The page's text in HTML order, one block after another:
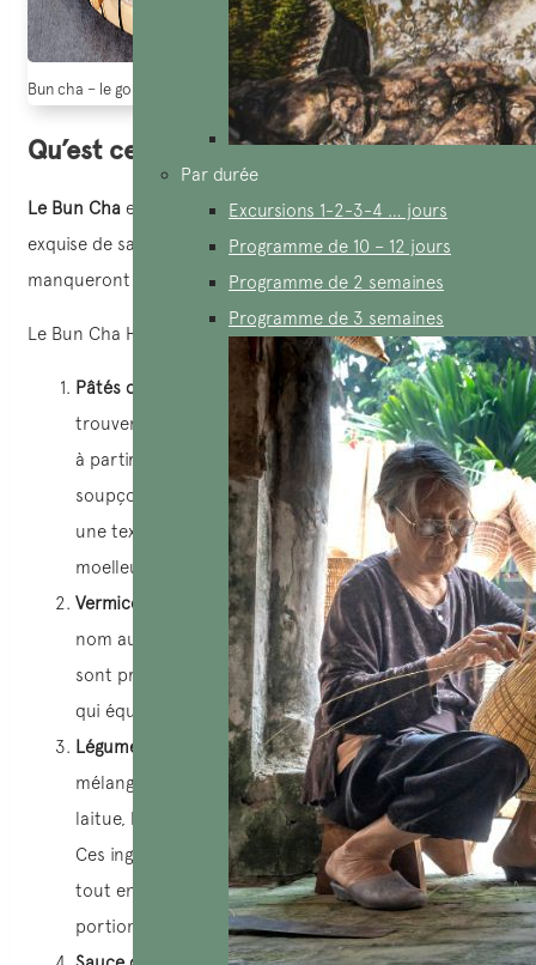
Par durée
Excursions 1-2-3-4 … jours
Programme de 10 – 12 jours
Programme de 2 semaines
Programme de 3 semaines
Bun cha – le goût spécial de Hanoï
Qu’est ce que le Bun Cha?
Le Bun Cha est un plat modeste qui offre une fusion
exquise de saveurs salées, sucrées et fraîches qui ne
manqueront pas de marquer le palais.
Le Bun Cha Hanoi se compose principalement de :
Pâtés de porc grillés (Cha) : Au centre du Bun Cha se
trouvent ces délicieux pâtés de porc. Confectionnés
à partir de porc haché, d’ail, d’échalotes et d’un
soupçon de citronnelle, ils sont grillés pour obtenir
une texture croustillante et fumée, tout en restant
moelleux à l’intérieur.
Vermicelles (Bun) :
Les vermicelles, qui donnent leur
nom au plat, forment sa base. Ces fines pâtes de riz
sont préparées avec soin, offrant une texture légère
qui équilibre la saveur riche du porc grillé.
Légumes:
Un Bun Cha Hanoi authentique inclut un
mélange d’herbes fraîches et de légumes, comme la
laitue, la menthe, la coriandre et les feuilles de shiso.
Ces ingrédients aromatiques rehaussent les saveurs
tout en apportant une touche de fraîcheur à chaque
portion.